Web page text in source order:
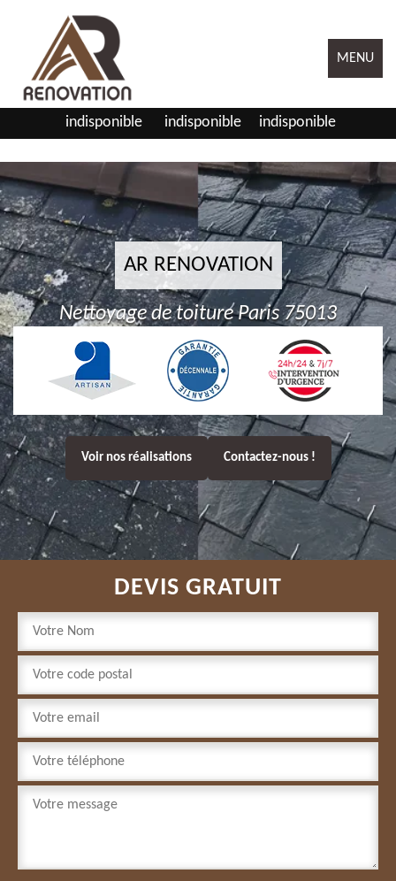
MENU
indisponible indisponible indisponible
AR RENOVATION
Nettoyage de toiture Paris 75013
Voir nos réalisations Contactez-nous !
DEVIS GRATUIT